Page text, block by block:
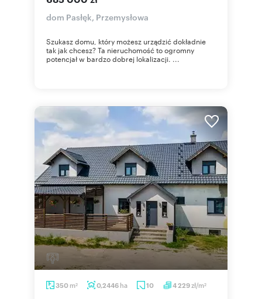
dom Pasłęk, Przemysłowa
Szukasz domu, który możesz urządzić dokładnie
tak jak chcesz? Ta nieruchomość to ogromny
potencjał w bardzo dobrej lokalizacji. ...
350 m2 0,2446 ha 10 4 229zł/m2